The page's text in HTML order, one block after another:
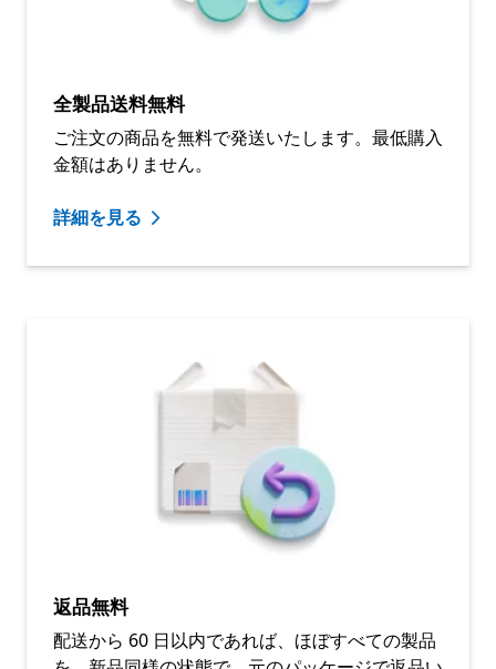
全製品送料無料
ご注文の商品を無料で発送いたします。最低購入
金額はありません。
詳細を見る
返品無料
配送から 60 日以内であれば、ほぼすべての製品